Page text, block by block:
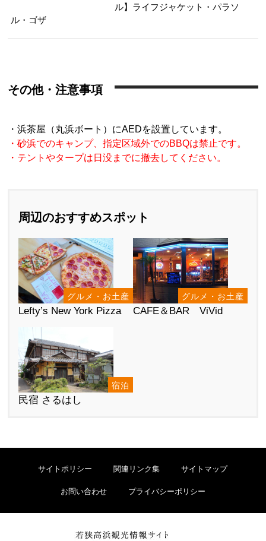
ル】ライフジャケット・パラソ
ル・ゴザ
その他・注意事項
・浜茶屋（丸浜ボート）にAEDを設置しています。
・砂浜でのキャンプ、指定区域外でのBBQは禁止です。
・テントやタープは日没までに撤去してください。
周辺のおすすめスポット
グルメ・お土産
Lefty’s New York Pizza
グルメ・お土産
CAFE＆BAR ViVid
宿泊
民宿 さるはし
サイトポリシー 関連リンク集 サイトマップ
お問い合わせ プライバシーポリシー